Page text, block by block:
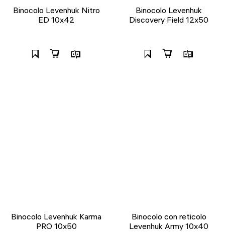
Binocolo Levenhuk Nitro
ED 10x42
Binocolo Levenhuk
Discovery Field 12x50
Binocolo Levenhuk Karma
PRO 10x50
Binocolo con reticolo
Levenhuk Army 10x40